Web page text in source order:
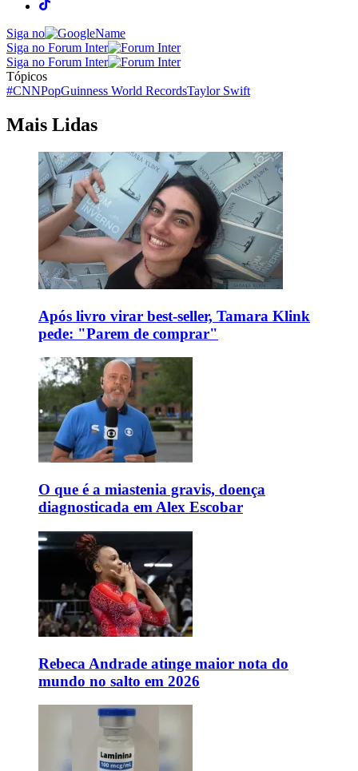
Siga no
Siga no Forum Inter
Siga no Forum Inter
Tópicos
#CNNPopGuinness World RecordsTaylor Swift
Mais Lidas
Após livro virar best-seller, Tamara Klink
pede: "Parem de comprar"
O que é a miastenia gravis, doença
diagnosticada em Alex Escobar
Rebeca Andrade atinge maior nota do
mundo no salto em 2026